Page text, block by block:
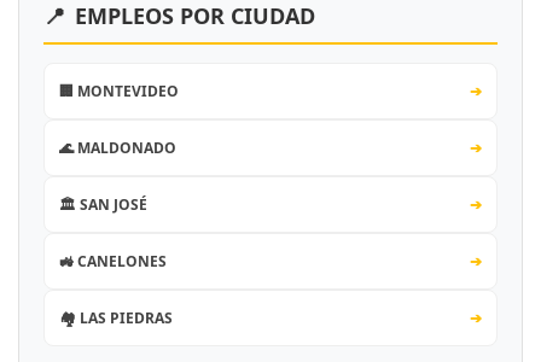
📍 EMPLEOS POR CIUDAD
🏢 MONTEVIDEO ➔
🌊 MALDONADO ➔
🏛️ SAN JOSÉ ➔
🚜 CANELONES ➔
🏘️ LAS PIEDRAS ➔